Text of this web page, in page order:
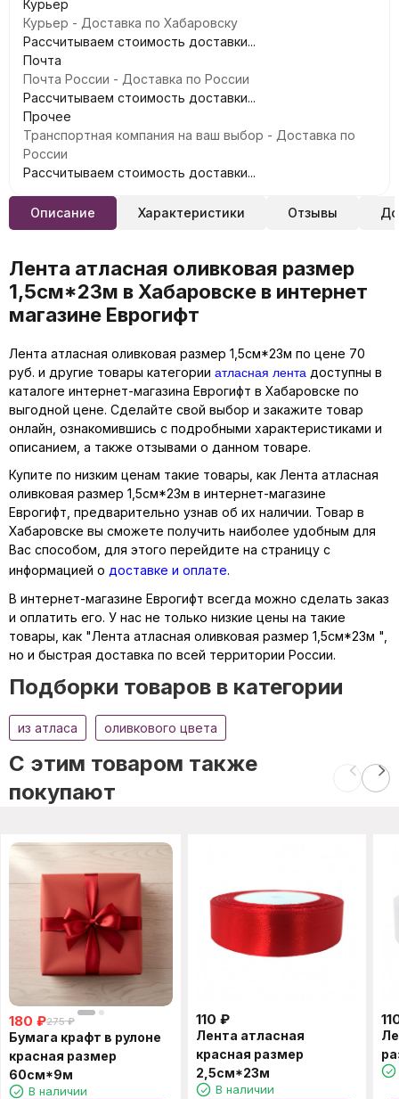
Курьер
Курьер - Доставка по Хабаровску
Рассчитываем стоимость доставки...
Почта
Почта России - Доставка по России
Рассчитываем стоимость доставки...
Прочее
Транспортная компания на ваш выбор - Доставка по
России
Рассчитываем стоимость доставки...
Описание Характеристики Отзывы
Лента атласная оливковая размер
1,5см*23м в Хабаровске в интернет
магазине Еврогифт
Лента атласная оливковая размер 1,5см*23м по цене 70
руб. и другие товары категории атласная лента доступны в
каталоге интернет-магазина Еврогифт в Хабаровске по
выгодной цене. Сделайте свой выбор и закажите товар
онлайн, ознакомившись с подробными характеристиками и
описанием, а также отзывами о данном товаре.
Купите по низким ценам такие товары, как Лента атласная
оливковая размер 1,5см*23м в интернет-магазине
Еврогифт, предварительно узнав об их наличии. Товар в
Хабаровске вы сможете получить наиболее удобным для
Вас способом, для этого перейдите на страницу с
информацией о доставке и оплате.
В интернет-магазине Еврогифт всегда можно сделать заказ
и оплатить его. У нас не только низкие цены на такие
товары, как "Лента атласная оливковая размер 1,5см*23м ",
но и быстрая доставка по всей территории России.
Подборки товаров в категории
из атласа оливкового цвета
C этим товаром также
покупают
180 ₽275 ₽
Бумага крафт в рулоне
красная размер
60см*9м
В наличии
110 ₽
Лента атласная
красная размер
2,5см*23м
В наличии